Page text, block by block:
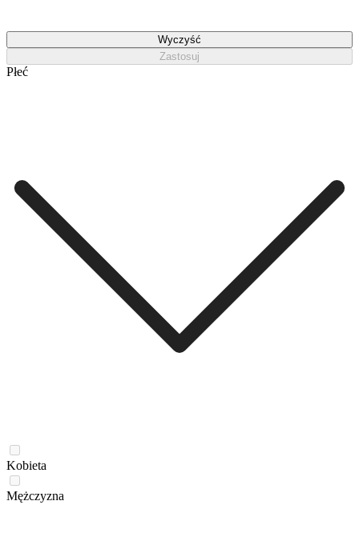
Wyczyść
Zastosuj
Płeć
Kobieta
Mężczyzna